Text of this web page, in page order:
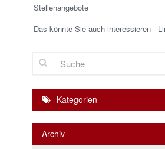
Stellenangebote
Das könnte Sie auch interessieren -
Suche
Kategorien
Archiv